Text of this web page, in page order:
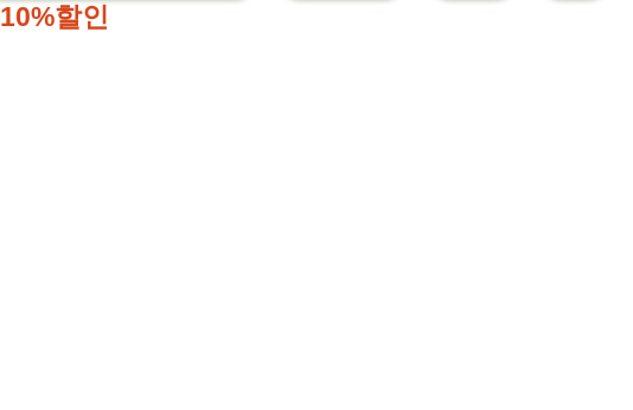
10%할인